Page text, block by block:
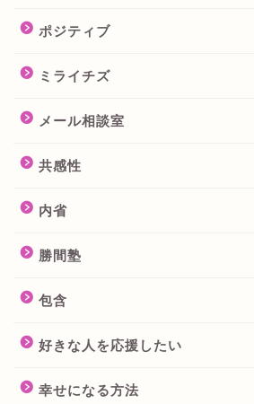
ポジティブ
ミライチズ
メール相談室
共感性
内省
勝間塾
包含
好きな人を応援したい
幸せになる方法